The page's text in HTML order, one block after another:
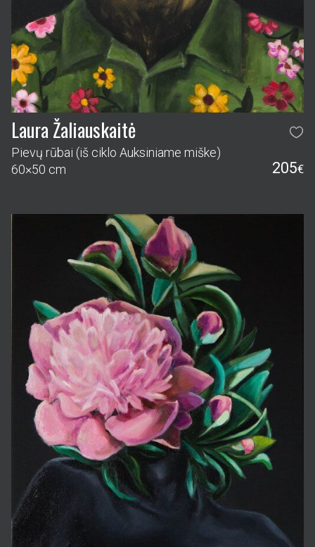
Laura Žaliauskaitė
Pievų rūbai (iš ciklo Auksiniame miške)
60×50 cm
205€